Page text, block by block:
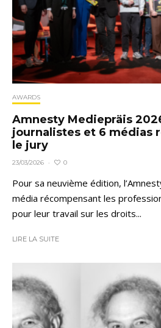
AWARDS
Amnesty Mediepräis
journalistes et 6 médias
le jury
23/03/2026 · 0
Pour sa neuvième édition,
média récompensant les
pour leur travail sur les droits...
LIRE LA SUITE